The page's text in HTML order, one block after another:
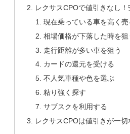
レクサスCPOで値引きなし
現在乗っている車を高く売
相場価格が下落した時を狙
走行距離が多い車を狙う
カードの還元を受ける
不人気車種や色を選ぶ
粘り強く探す
サブスクを利用する
レクサスCPOは値引きが一